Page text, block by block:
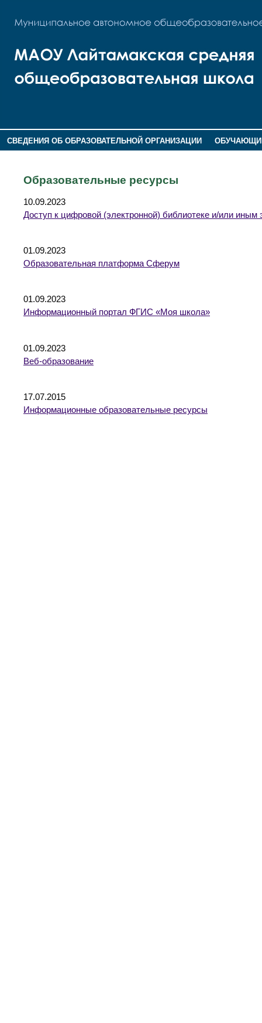
СВЕДЕНИЯ ОБ ОБРАЗОВАТЕЛЬНОЙ ОРГАНИЗАЦИИ
Образовательные ресурсы
10.09.2023
Доступ к цифровой (электронной) библиотеке и/или
01.09.2023
Образовательная платформа Сферум
01.09.2023
Информационный портал ФГИС «Моя школа»
01.09.2023
Веб-образование
17.07.2015
Информационные образовательные ресурсы